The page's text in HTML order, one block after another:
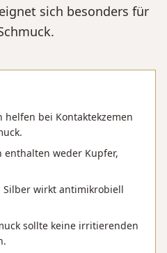
sich besonders für
bei Kontaktekzemen
enthalten weder Kupfer,
wirkt antimikrobiell
sollte keine irritierenden